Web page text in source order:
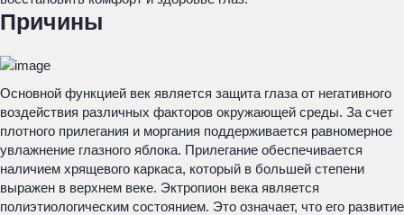
Причины
Основной функцией век является защита глаза от негативного
воздействия различных факторов окружающей среды. За счет
плотного прилегания и моргания поддерживается равномерное
увлажнение глазного яблока. Прилегание обеспечивается
наличием хрящевого каркаса, который в большей степени
выражен в верхнем веке. Эктропион века является
полиэтиологическим состоянием. Это означает, что его развитие